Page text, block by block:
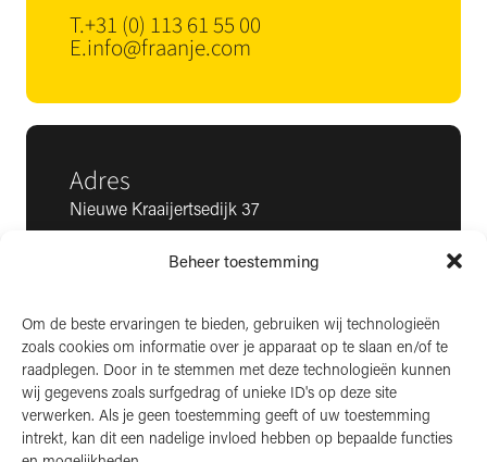
Beheer toestemming
Om de beste ervaringen te bieden, gebruiken wij technologieën
zoals cookies om informatie over je apparaat op te slaan en/of te
raadplegen. Door in te stemmen met deze technologieën kunnen
wij gegevens zoals surfgedrag of unieke ID's op deze site
verwerken. Als je geen toestemming geeft of uw toestemming
intrekt, kan dit een nadelige invloed hebben op bepaalde functies
T.+31 (0) 113 61 55 00
E.info@fraanje.com
Adres
Nieuwe Kraaijertsedijk 37
4458 NK ’s-Heer Arendskerke
BTW: NL006850807
LinkedIn
Instagram
Facebook